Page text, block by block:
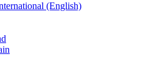
(English)